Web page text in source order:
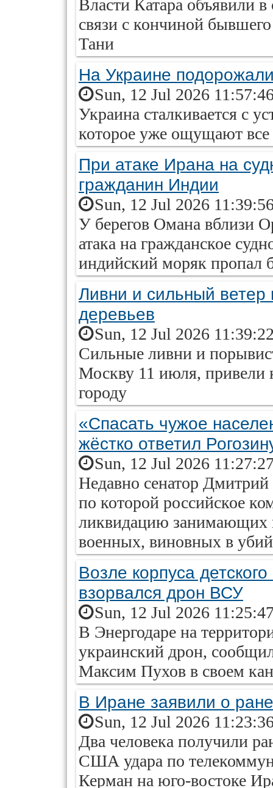
Власти Катара объявили
связи с кончиной
Тани
На Украине
Sun, 12 Jul 2026
Украина сталкивается с
которое уже ощущают все
При атаке Ирана на
гражданин Индии
Sun, 12 Jul 2026
У берегов Омана вблизи
атака на гражданское
индийский моряк пропал
Ливни и сильный
деревьев
Sun, 12 Jul 2026
Сильные ливни и
Москву 11 июля, привели
городу
«Спасать чужое
жёстко ответил
Sun, 12 Jul 2026
Недавно сенатор
по которой российское
ликвидацию занимающих
военных, виновных в
Возле корпуса
взорвался дрон ВСУ
Sun, 12 Jul 2026
В Энергодаре на
украинский дрон,
Максим Пухов в своем
В Иране заявили о
Sun, 12 Jul 2026
Два человека получили
США удара по
Керман на юго‑востоке